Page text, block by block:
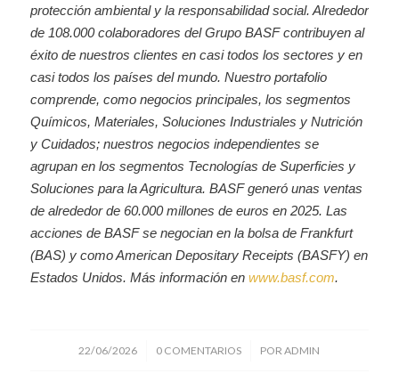
protección ambiental y la responsabilidad social. Alrededor
de 108.000 colaboradores del Grupo BASF contribuyen al
éxito de nuestros clientes en casi todos los sectores y en
casi todos los países del mundo. Nuestro portafolio
comprende, como negocios principales, los segmentos
Químicos, Materiales, Soluciones Industriales y Nutrición
y Cuidados; nuestros negocios independientes se
agrupan en los segmentos Tecnologías de Superficies y
Soluciones para la Agricultura. BASF generó unas ventas
de alrededor de 60.000 millones de euros en 2025. Las
acciones de BASF se negocian en la bolsa de Frankfurt
(BAS) y como American Depositary Receipts (BASFY) en
Estados Unidos. Más información en www.basf.com.
22/06/2026
/ 0 COMENTARIOS
/ PORADMIN